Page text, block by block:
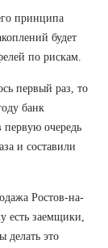
принципа
будет
по рискам.
первый раз, то
банк
первую очередь
и составили
Ростов-на-
есть заемщики,
делать это